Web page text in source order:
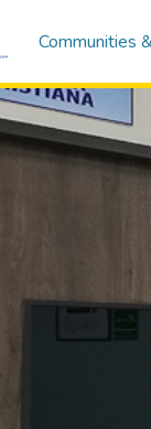
Communities